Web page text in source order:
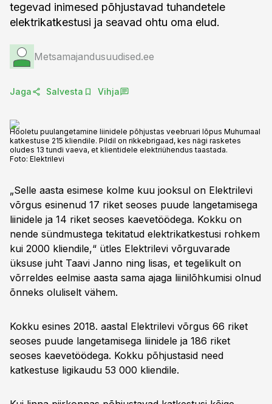
tegevad inimesed põhjustavad tuhandetele
elektrikatkestusi ja seavad ohtu oma elud.
Metsamajandusuudised.ee
Jaga Salvesta Vihja
Hooletu puulangetamine liinidele põhjustas veebruari lõpus Muhumaal
katkestuse 215 kliendile. Pildil on rikkebrigaad, kes nägi rasketes
oludes 13 tundi vaeva, et klientidele elektriühendus taastada.
Foto: Elektrilevi
„Selle aasta esimese kolme kuu jooksul on Elektrilevi
võrgus esinenud 17 riket seoses puude langetamisega
liinidele ja 14 riket seoses kaevetöödega. Kokku on
nende sündmustega tekitatud elektrikatkestusi rohkem
kui 2000 kliendile,“ ütles Elektrilevi võrguvarade
üksuse juht Taavi Janno ning lisas, et tegelikult on
võrreldes eelmise aasta sama ajaga liinilõhkumisi olnud
õnneks oluliselt vähem.
Kokku esines 2018. aastal Elektrilevi võrgus 66 riket
seoses puude langetamisega liinidele ja 186 riket
seoses kaevetöödega. Kokku põhjustasid need
katkestuse ligikaudu 53 000 kliendile.